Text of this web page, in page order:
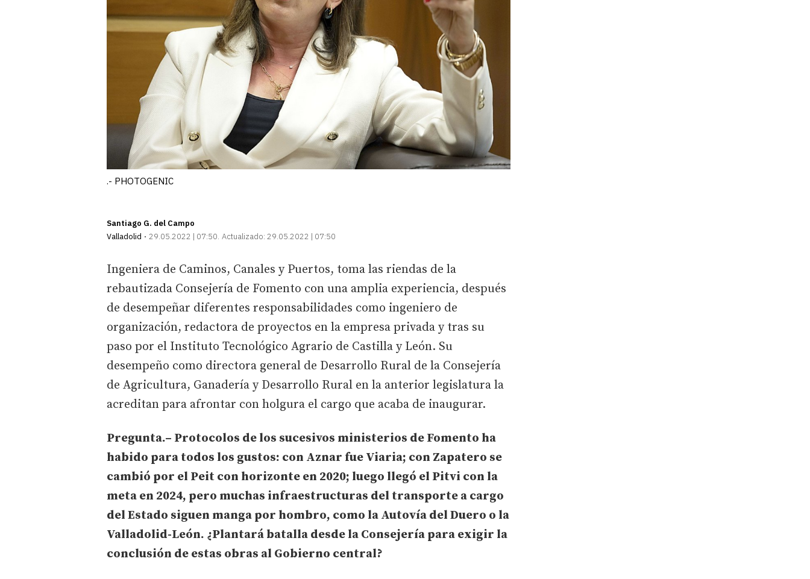
.- PHOTOGENIC
Santiago G. del Campo
Valladolid
29.05.2022 | 07:50 Actualizado: 29.05.2022 | 07:50
Ingeniera de Caminos, Canales y Puertos, toma las riendas de la
rebautizada Consejería de Fomento con una amplia experiencia, después
de desempeñar diferentes responsabilidades como ingeniero de
organización, redactora de proyectos en la empresa privada y tras su
paso por el Instituto Tecnológico Agrario de Castilla y León. Su
desempeño como directora general de Desarrollo Rural de la Consejería
de Agricultura, Ganadería y Desarrollo Rural en la anterior legislatura la
acreditan para afrontar con holgura el cargo que acaba de inaugurar.
Pregunta.– Protocolos de los sucesivos ministerios de Fomento ha
habido para todos los gustos: con Aznar fue Viaria; con Zapatero se
cambió por el Peit con horizonte en 2020; luego llegó el Pitvi con la
meta en 2024, pero muchas infraestructuras del transporte a cargo
del Estado siguen manga por hombro, como la Autovía del Duero o la
Valladolid-León. ¿Plantará batalla desde la Consejería para exigir la
conclusión de estas obras al Gobierno central?